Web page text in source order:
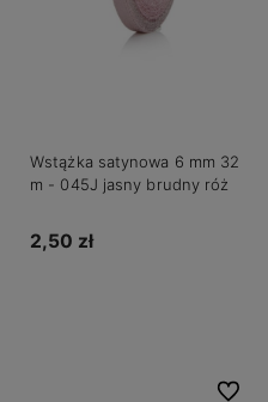
Wstążka satynowa 6 mm 32
m - 045J jasny brudny róż
2,50 zł
Do